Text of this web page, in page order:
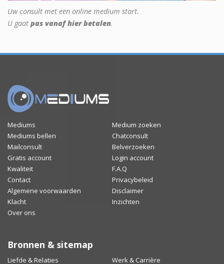
Uw consult met een online medium start.
U gaat pas vanaf hier betalen.
Mediums
Medium zoeken
Mediums bellen
Chatconsult
Mailconsult
Belverzoeken
Gratis account
Login account
Kwaliteit
F.A.Q
Contact
Privacybeleid
Algemene voorwaarden
Disclaimer
Klacht
Inzichten
Over ons
Bronnen & sitemap
Liefde & Relaties Werk & Carrière